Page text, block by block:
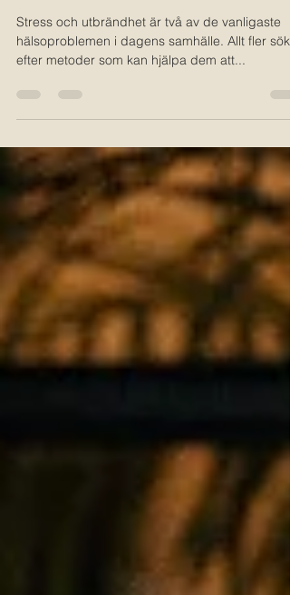
metod för att förebygga
utbrändhet och
stressrelaterade sjukdomar?
Stress och utbrändhet är två av de vanligaste
hälsoproblemen i dagens samhälle. Allt fler